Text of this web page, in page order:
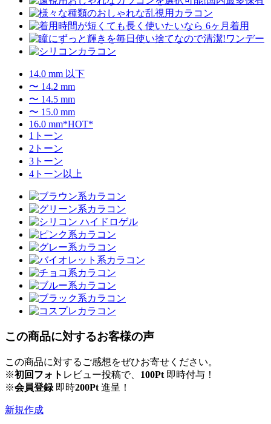
14.0 mm 以下
〜 14.2 mm
〜 14.5 mm
〜 15.0 mm
16.0 mm*HOT*
1トーン
2トーン
3トーン
4トーン以上
この商品に対するお客様の声
この商品に対するご感想をぜひお寄せください。
※初回フォト レビュー投稿で、 100Pt 即時付与！
※会員登録即時200Pt 進呈！
新規作成